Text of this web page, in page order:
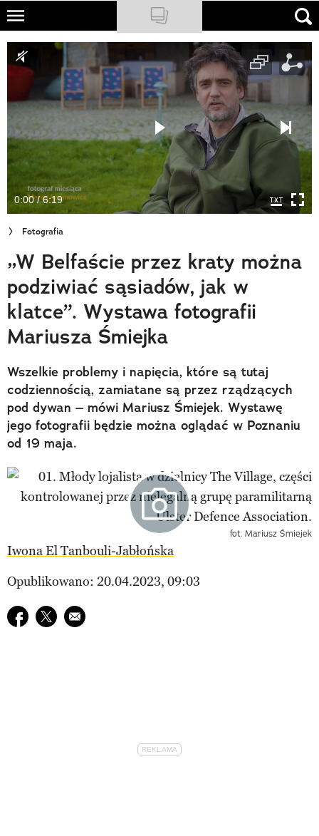
Skip
main
content
NATIONAL GEOGRAPHIC
TRAVELER
PODCASTY
Sklep
Newsletter
Cuda Polski
Wielki Konkurs Fotograficzny
Trendbook Podróżniczy
Polecane
0:00 / 6:19
Fotografia
„W Belfaście przez kraty można
podziwiać sąsiadów, jak w
klatce”. Wystawa fotografii
Mariusza Śmiejka
Wszelkie problemy i napięcia, które są tutaj
codziennością, zamiatane są przez rządzących
pod dywan – mówi Mariusz Śmiejek. Wystawę
jego fotografii będzie można oglądać w Poznaniu
od 19 maja.
fot. Mariusz Śmiejek
Iwona El Tanbouli-Jabłońska
Opublikowano: 20.04.2023, 09:03
Udostępnij na facebook
Udostępnij na twitter
E-mail do przyjaciela